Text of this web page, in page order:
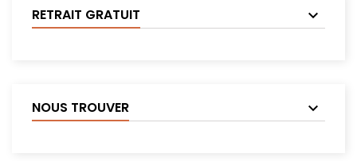
RETRAIT GRATUIT
NOUS TROUVER